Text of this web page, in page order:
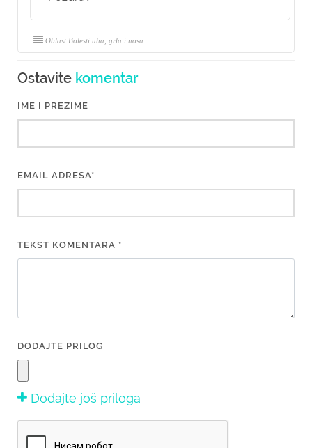
Oblast Bolesti uha, grla i nosa
Ostavite komentar
IME I PREZIME
EMAIL ADRESA*
TEKST KOMENTARA *
DODAJTE PRILOG
Dodajte još priloga